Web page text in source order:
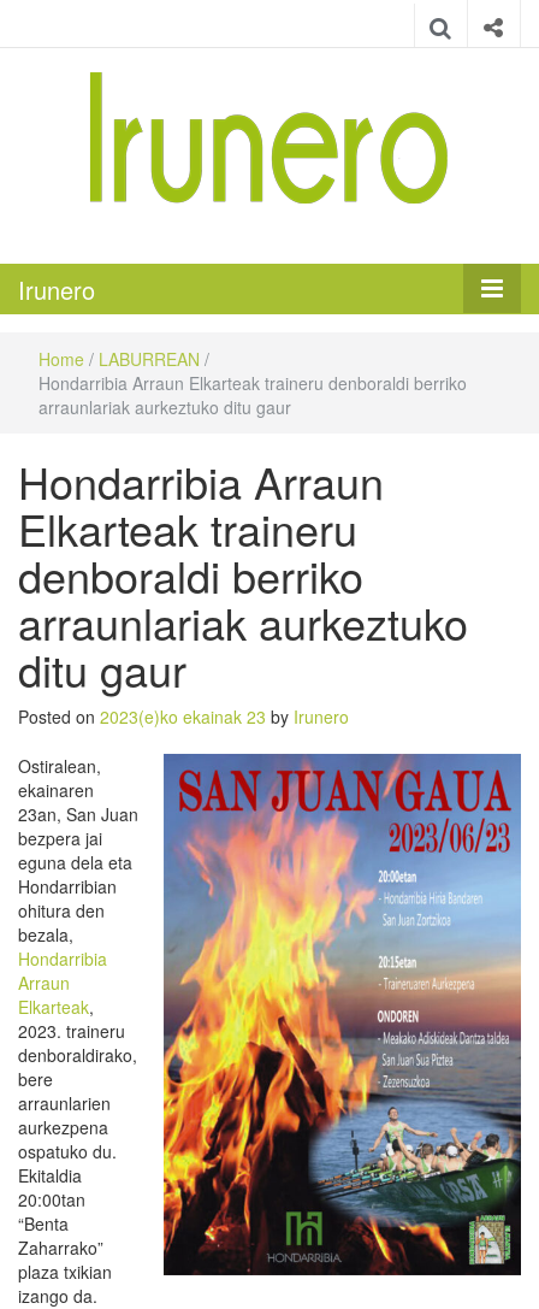
Irunero
Home / LABURREAN /
Hondarribia Arraun Elkarteak traineru denboraldi berriko
arraunlariak aurkeztuko ditu gaur
Hondarribia Arraun
Elkarteak traineru
denboraldi berriko
arraunlariak aurkeztuko
ditu gaur
Posted on 2023(e)ko ekainak 23 by Irunero
Ostiralean,
ekainaren
23an, San Juan
bezpera jai
eguna dela eta
Hondarribian
ohitura den
bezala,
Hondarribia
Arraun
Elkarteak,
2023. traineru
denboraldirako,
bere
arraunlarien
aurkezpena
ospatuko du.
Ekitaldia
20:00tan
“Benta
Zaharrako”
plaza txikian
izango da.